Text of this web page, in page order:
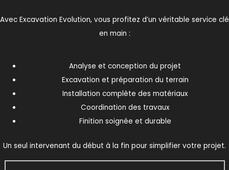
Avec Excavation Evolution, vous profitez d’un véritable service clé
en main :
Analyse et conception du projet
Excavation et préparation du terrain
Installation complète des matériaux
Coordination des travaux
Finition soignée et durable
Un seul intervenant du début à la fin pour simplifier votre projet.